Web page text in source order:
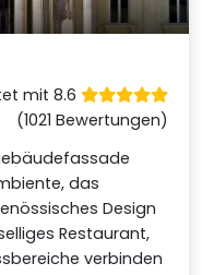
mit 8.6
(1021 Bewertungen)
das
Design
Restaurant,
verbinden